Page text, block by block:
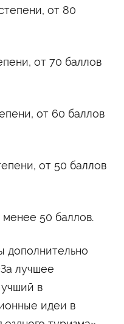
от 80
от 70 баллов
от 60 баллов
от 50 баллов
50 баллов.
дополнительно
лучшее
в
идеи в